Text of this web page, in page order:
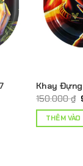
Khay
150.000₫
THÊM